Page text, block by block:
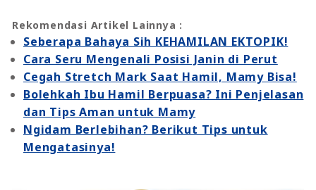
Rekomendasi Artikel Lainnya :
Seberapa Bahaya Sih KEHAMILAN EKTOPIK!
Cara Seru Mengenali Posisi Janin di Perut
Cegah Stretch Mark Saat Hamil, Mamy Bisa!
Bolehkah Ibu Hamil Berpuasa? Ini Penjelasan
dan Tips Aman untuk Mamy
Ngidam Berlebihan? Berikut Tips untuk
Mengatasinya!